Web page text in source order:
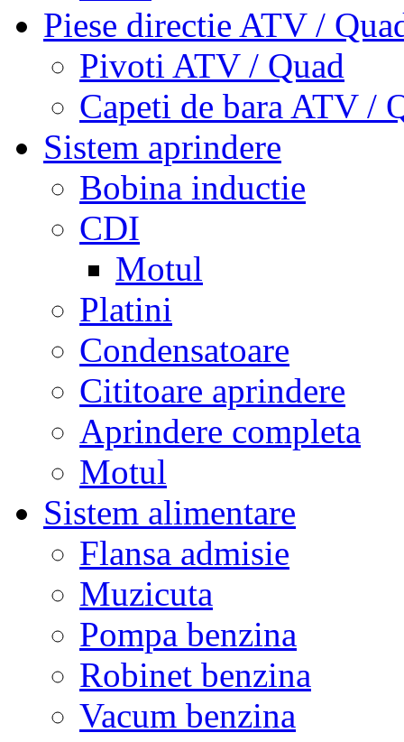
Piese directie ATV /
Pivoti ATV / Quad
Capeti de bara ATV /
Sistem aprindere
Bobina inductie
CDI
Motul
Platini
Condensatoare
Cititoare aprindere
Aprindere completa
Motul
Sistem alimentare
Flansa admisie
Muzicuta
Pompa benzina
Robinet benzina
Vacum benzina